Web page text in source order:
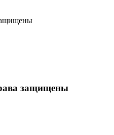
защищены